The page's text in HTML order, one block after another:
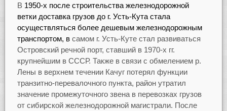
В 1950-х после строительства железнодорожной
ветки доставка грузов до г. Усть-Кута стала
осуществляться более дешевым железнодорожным
транспортом, в самом г. Усть-Куте стал развиваться
Островский речной порт, ставший в 1970-х гг.
крупнейшим в СССР. Также в связи с обмелением р.
Лены в верхнем течении Качуг потерял функции
транзитно-перевалочного пункта, район утратил
значение промежуточного звена в перевозках грузов
от сибирской железнодорожной магистрали. После